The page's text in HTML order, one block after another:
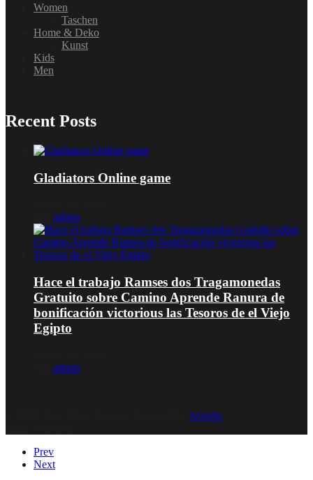
Women
Taschen
Home & Deko
Kunst
Kids
Men
Recent Posts
Gladiators Online game
admin
Hace el trabajo Ramses dos Tragamonedas
Gratuito sobre Camino Aprende Ranura de
bonificación victorious las Tesoros de el Viejo
Egipto
admin
Acentis
Prev
Next